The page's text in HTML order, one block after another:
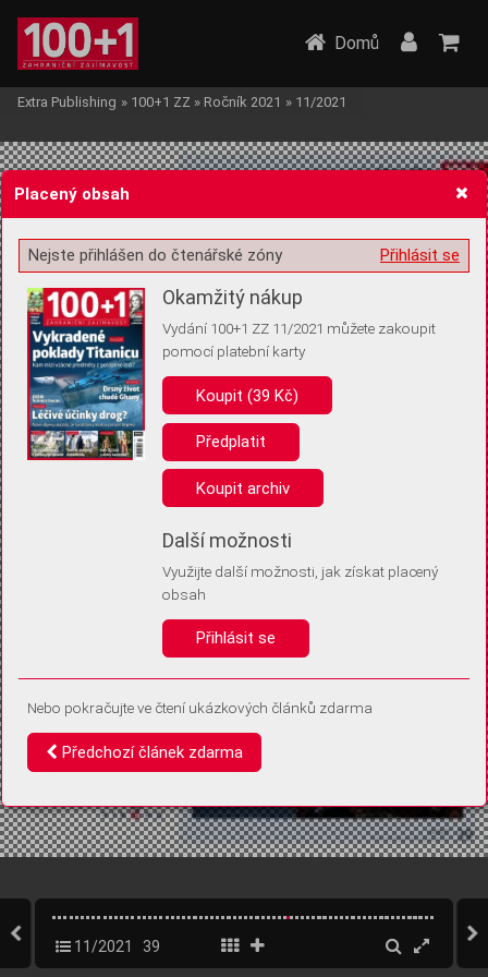
Žádost o souhlas s ukládáním volitelných informací
Pro základní fungování webu nepotřebujeme ukládat žádné informace
(tzv. cookies apod.). Rádi bychom vás ale požádali o souhlas s
uložením volitelných informací:
Anonymní unikátní ID
Díky němu příště poznáme, že se jedná o stejné zařízení, a
Identifikátor je zcela anonymní.
Vaše souhlasy a odmítnutí si ukládáme do vašeho zařízení, abychom se
vás už příště znovu neptali. Můžete je kdykoli později upravit ve Správě
Domů
Extra Publishing » 100+1 ZZ » Ročník 2021 » 11/2021
11/2021 39
Placený obsah
Přihlásit se
Nejste přihlášen do čtenářské zóny
Okamžitý nákup
Vydání 100+1 ZZ 11/2021 můžete zakoupit
pomocí platební karty
Koupit (39 Kč)
Předplatit
Koupit archiv
Další možnosti
Využijte další možnosti, jak získat placený
obsah
Přihlásit se
Nebo pokračujte ve čtení ukázkových článků zdarma
Předchozí článek zdarma